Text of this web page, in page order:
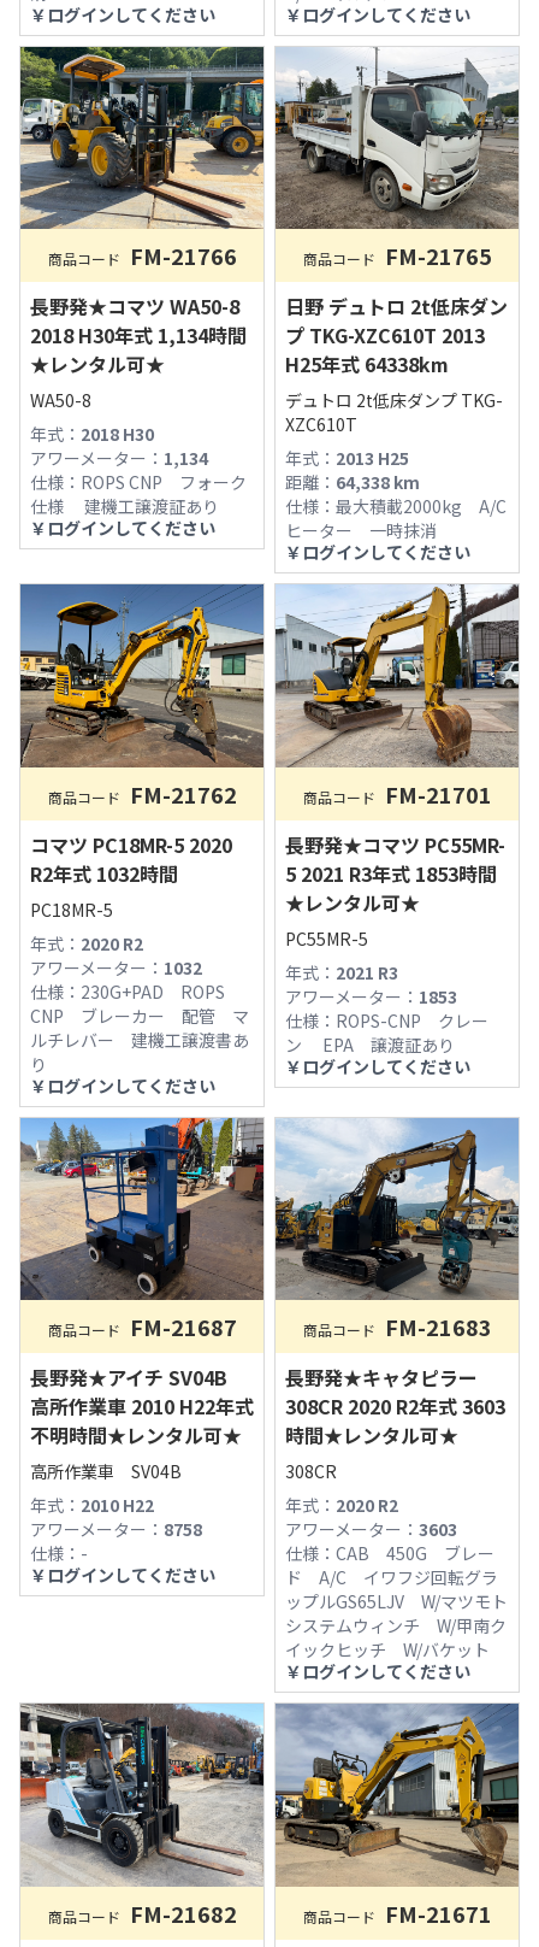
￥ ログインしてください
￥ ログインしてください
商品コード FM-21766
長野発★コマツ WA50-8
2018 H30年式 1,134時間
★レンタル可★
WA50-8
年式： 2018 H30
アワーメーター： 1,134
仕様： ROPS CNP フォーク
仕様 建機工譲渡証あり
￥ ログインしてください
商品コード FM-21765
日野 デュトロ 2t低床ダン
プ TKG-XZC610T 2013
H25年式 64338km
デュトロ 2t低床ダンプ TKG-
XZC610T
年式： 2013 H25
距離： 64,338 km
仕様： 最大積載2000kg A/C
ヒーター 一時抹消
￥ ログインしてください
商品コード FM-21762
コマツ PC18MR-5 2020
R2年式 1032時間
PC18MR-5
年式： 2020 R2
アワーメーター： 1032
仕様： 230G+PAD ROPS
CNP ブレーカー 配管 マ
ルチレバー 建機工譲渡書あ
り
￥ ログインしてください
商品コード FM-21701
長野発★コマツ PC55MR-
5 2021 R3年式 1853時間
★レンタル可★
PC55MR-5
年式： 2021 R3
アワーメーター： 1853
仕様： ROPS-CNP クレー
ン EPA 譲渡証あり
￥ ログインしてください
商品コード FM-21687
長野発★アイチ SV04B
高所作業車 2010 H22年式
不明時間★レンタル可★
高所作業車 SV04B
年式： 2010 H22
アワーメーター： 8758
仕様： -
￥ ログインしてください
商品コード FM-21683
長野発★キャタピラー
308CR 2020 R2年式 3603
時間★レンタル可★
308CR
年式： 2020 R2
アワーメーター： 3603
仕様： CAB 450G ブレー
ド A/C イワフジ回転グラ
ップルGS65LJV W/マツモト
システムウィンチ W/甲南ク
イックヒッチ W/バケット
￥ ログインしてください
商品コード FM-21682 商品コード FM-21671